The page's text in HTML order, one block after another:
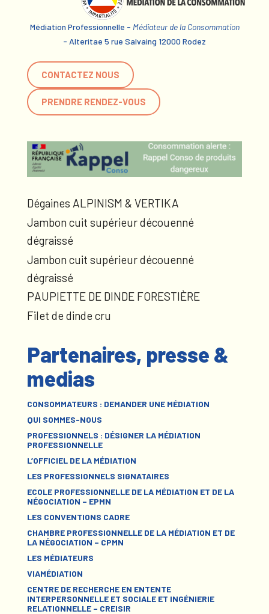
Médiation Professionnelle - Médiateur de la Consommation
- Alteritae 5 rue Salvaing 12000 Rodez
CONTACTEZ NOUS
PRENDRE RENDEZ-VOUS
Dégaines ALPINISM & VERTIKA
Jambon cuit supérieur découenné
dégraissé
Jambon cuit supérieur découenné
dégraissé
PAUPIETTE DE DINDE FORESTIÈRE
Filet de dinde cru
Partenaires, presse &
medias
CONSOMMATEURS : DEMANDER UNE MÉDIATION
QUI SOMMES-NOUS
PROFESSIONNELS : DÉSIGNER LA MÉDIATION
PROFESSIONNELLE
L’OFFICIEL DE LA MÉDIATION
LES PROFESSIONNELS SIGNATAIRES
ECOLE PROFESSIONNELLE DE LA MÉDIATION ET DE LA
NÉGOCIATION – EPMN
LES CONVENTIONS CADRE
CHAMBRE PROFESSIONNELLE DE LA MÉDIATION ET DE
LA NÉGOCIATION – CPMN
LES MÉDIATEURS
VIAMÉDIATION
CENTRE DE RECHERCHE EN ENTENTE
INTERPERSONNELLE ET SOCIALE ET INGÉNIERIE
RELATIONNELLE – CREISIR